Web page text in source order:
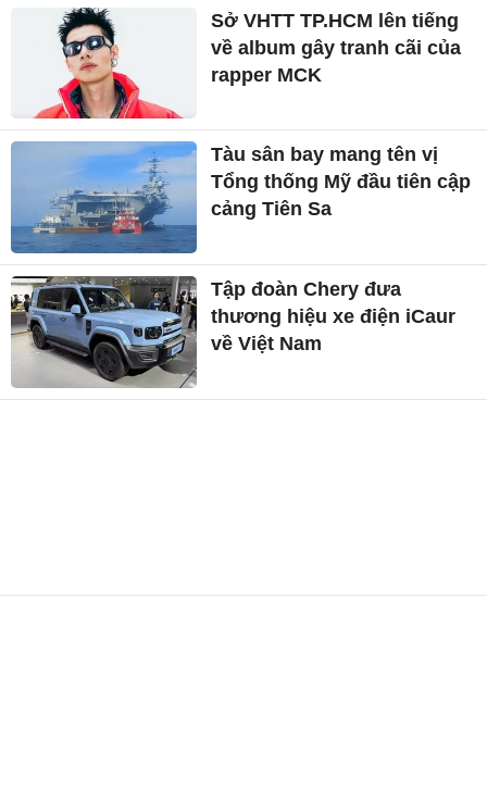
Sở VHTT TP.HCM lên tiếng
về album gây tranh cãi của
rapper MCK
Tàu sân bay mang tên vị
Tổng thống Mỹ đầu tiên cập
cảng Tiên Sa
Tập đoàn Chery đưa
thương hiệu xe điện iCaur
về Việt Nam